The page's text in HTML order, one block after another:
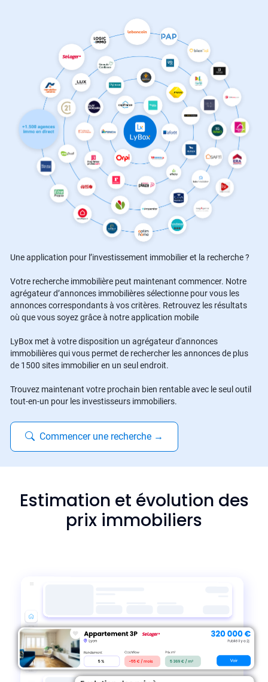
Une application pour l’investissement immobilier et la recherche ?
Votre recherche immobilière peut maintenant commencer. Notre
agrégateur d’annonces immobilières sélectionne pour vous les
annonces correspondants à vos critères. Retrouvez les résultats
où que vous soyez grâce à notre application mobile
LyBox met à votre disposition un agrégateur d'annonces
immobilières qui vous permet de rechercher les annonces de plus
de 1500 sites immobilier en un seul endroit.
Trouvez maintenant votre prochain bien rentable avec le seul outil
tout-en-un pour les investisseurs immobiliers.
Commencer une recherche →
Estimation et évolution des
prix immobiliers